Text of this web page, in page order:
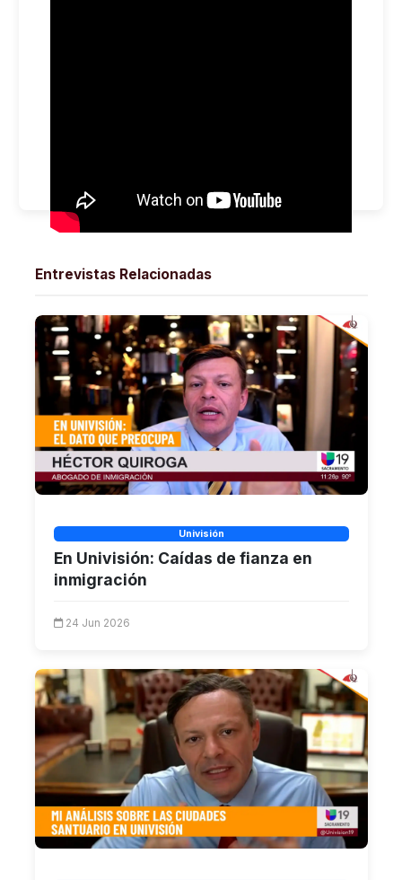
Entrevistas Relacionadas
Univisión
En Univisión: Caídas de fianza en
inmigración
24 Jun 2026